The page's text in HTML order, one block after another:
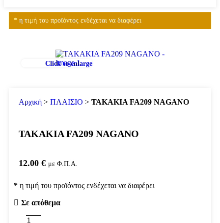
* η τιμή του προϊόντος ενδέχεται να διαφέρει
Click to enlarge
Αρχική > ΠΛΑΙΣΙΟ > ΤΑΚΑΚΙΑ FA209 NAGANO
ΤΑΚΑΚΙΑ FA209 NAGANO
12.00 € με Φ.Π.Α.
* η τιμή του προϊόντος ενδέχεται να διαφέρει
Σε απόθεμα